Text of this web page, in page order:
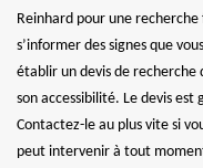
Reinhard pour une
s’informer des signes que
établir un devis de
son accessibilité. Le devis
Contactez-le au plus vite si
peut intervenir à tout